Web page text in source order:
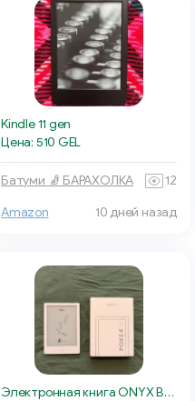
Kindle 11 gen
Цена: 510 GEL
Батуми 🧦 БАРАХОЛКА 12
Amazon 10 дней назад
Электронная книга ONYX BOOX Poke 4 Lite